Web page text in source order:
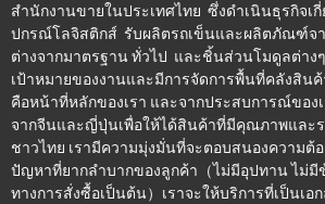
สำนักงานขายในประเทศไทย ซึ่งดำเนินธุรกิจเ
ปกรณ์โลจิสติกส์ รับผลิตรถเข็นและผลิตภัณฑ์จ
ต่างจากมาตรฐาน ทั่วไป และชิ้นส่วนโมดูลต่าง
เป้าหมายของงานและมีการจัดการพื้นที่คลังสิน
คือหน้าที่หลักของเรา และจากประสบการณ์ของ
จากจีนและญี่ปุ่นเพื่อให้ได้สินค้าที่มีคุณภาพและ
ชาวไทย เรามีความมุ่งมั่นที่จะตอบสนองความต้
ปัญหาที่ยากลำบากของลูกค้า（ไม่มีอุปทาน ไม่มี
ทางการสั่งซื้อเป็นต้น）เราจะให้บริการที่เป็นเ